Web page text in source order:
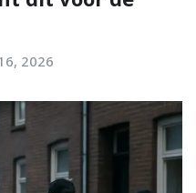
2026